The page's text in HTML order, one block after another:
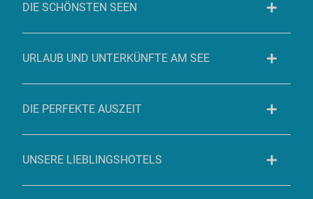
DIE SCHÖNSTEN SEEN
URLAUB UND UNTERKÜNFTE AM SEE
DIE PERFEKTE AUSZEIT
UNSERE LIEBLINGSHOTELS